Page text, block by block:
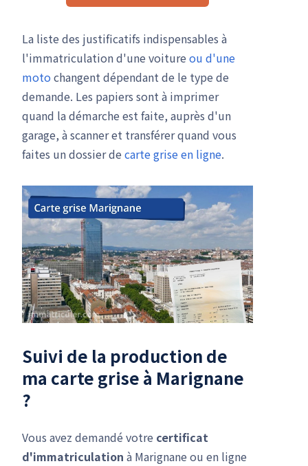
La liste des justificatifs indispensables à
l'immatriculation d'une voiture ou d'une
motochangent dépendant de le type de
demande. Les papiers sont à imprimer
quand la démarche est faite, auprès d'un
garage, à scanner et transférer quand vous
faites un dossier de carte grise en ligne.
Suivi de la production de
ma carte grise à Marignane
?
Vous avez demandé votre certificat
d'immatriculation à Marignane ou en ligne